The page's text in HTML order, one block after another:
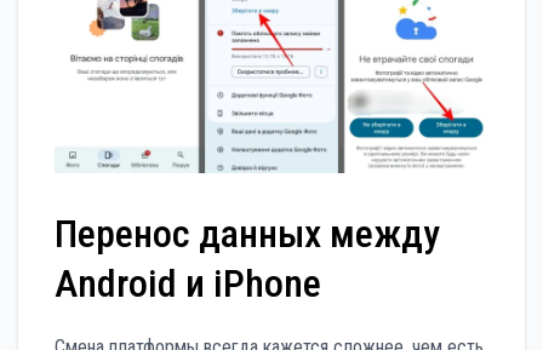
Перенос данных между
Android и iPhone